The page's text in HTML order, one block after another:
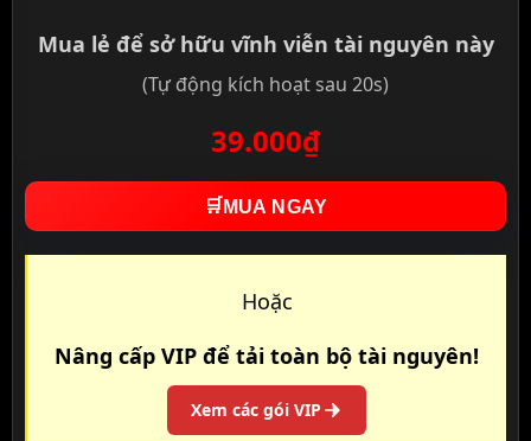
Mua lẻ để sở hữu vĩnh viễn tài nguyên này
(Tự động kích hoạt sau 20s)
39.000₫
🛒 MUA NGAY
Hoặc
Nâng cấp VIP để tải toàn bộ tài nguyên!
Xem các gói VIP